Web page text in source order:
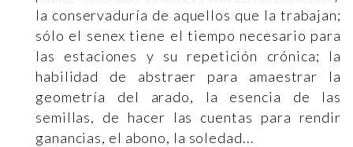
la conservaduría de aquellos que la trabajan;
sólo el senex tiene el tiempo necesario para
las estaciones y su repetición crónica; la
habilidad de abstraer para amaestrar la
geometría del arado, la esencia de las
semillas, de hacer las cuentas para rendir
ganancias, el abono, la soledad...